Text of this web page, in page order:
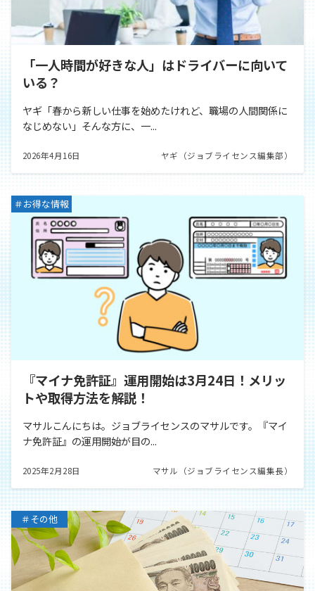
「⼀⼈時間が好きな⼈」はドライバーに向いて
いる？
ヤギ「春から新しい仕事を始めたけれど、職場の⼈間関係に
なじめない」そんな⽅に、⼀...
2026年4月16日 ヤギ（ジョブライセンス編集部）
＃お得な情報
『マイナ免許証』運用開始は3月24日！メリッ
トや取得方法を解説！
マサルこんにちは。ジョブライセンスのマサルです。『マイ
ナ免許証』の運用開始が目の...
2025年2月28日 マサル（ジョブライセンス編集長）
＃その他